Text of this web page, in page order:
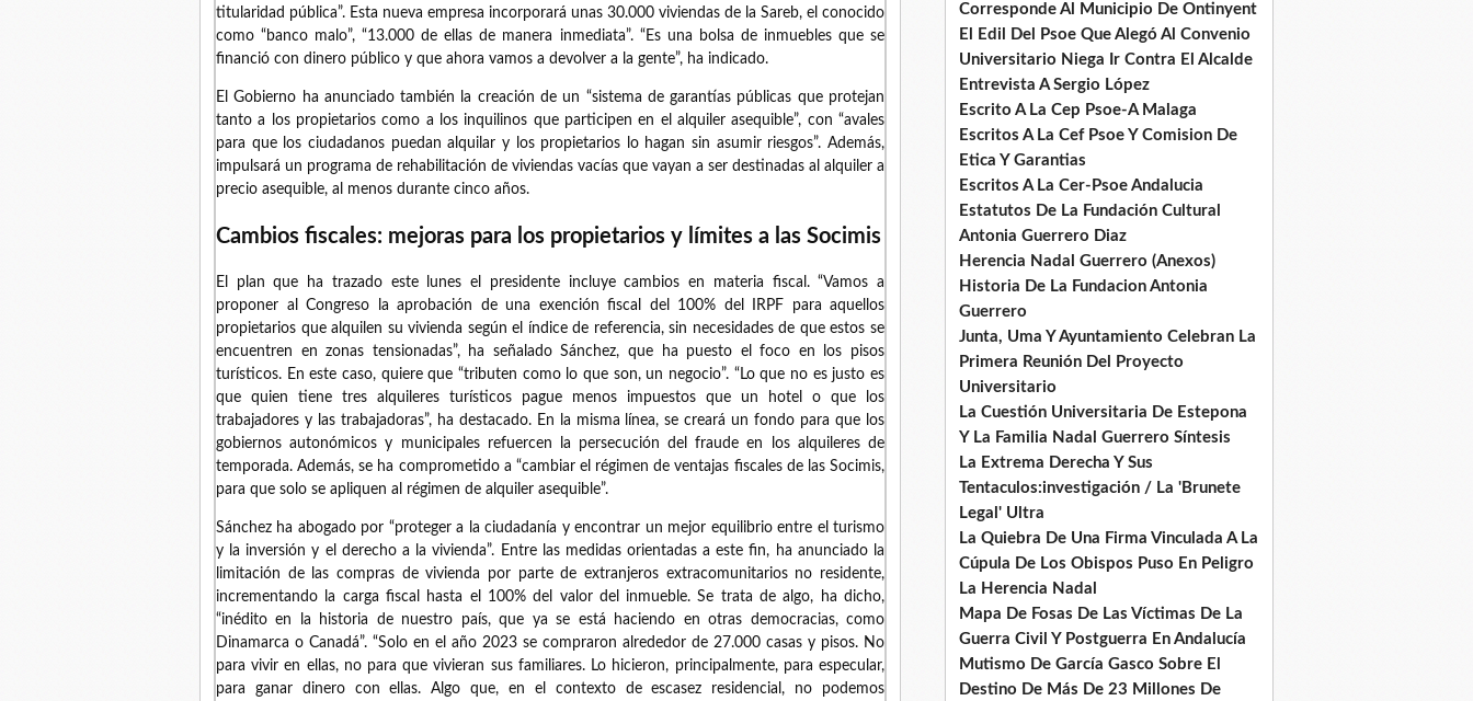
titularidad pública”. Esta nueva empresa incorporará unas 30.000 viviendas de la Sareb, el conocido
como “banco malo”, “13.000 de ellas de manera inmediata”. “Es una bolsa de inmuebles que se
financió con dinero público y que ahora vamos a devolver a la gente”, ha indicado.
El Gobierno ha anunciado también la creación de un “sistema de garantías públicas que protejan
tanto a los propietarios como a los inquilinos que participen en el alquiler asequible”, con “avales
para que los ciudadanos puedan alquilar y los propietarios lo hagan sin asumir riesgos”. Además,
impulsará un programa de rehabilitación de viviendas vacías que vayan a ser destinadas al alquiler a
precio asequible, al menos durante cinco años.
Cambios fiscales: mejoras para los propietarios y límites a las Socimis
El plan que ha trazado este lunes el presidente incluye cambios en materia fiscal. “Vamos a
proponer al Congreso la aprobación de una exención fiscal del 100% del IRPF para aquellos
propietarios que alquilen su vivienda según el índice de referencia, sin necesidades de que estos se
encuentren en zonas tensionadas”, ha señalado Sánchez, que ha puesto el foco en los pisos
turísticos. En este caso, quiere que “tributen como lo que son, un negocio”. “Lo que no es justo es
que quien tiene tres alquileres turísticos pague menos impuestos que un hotel o que los
trabajadores y las trabajadoras”, ha destacado. En la misma línea, se creará un fondo para que los
gobiernos autonómicos y municipales refuercen la persecución del fraude en los alquileres de
temporada. Además, se ha comprometido a “cambiar el régimen de ventajas fiscales de las Socimis,
para que solo se apliquen al régimen de alquiler asequible”.
Sánchez ha abogado por “proteger a la ciudadanía y encontrar un mejor equilibrio entre el turismo
y la inversión y el derecho a la vivienda”. Entre las medidas orientadas a este fin, ha anunciado la
limitación de las compras de vivienda por parte de extranjeros extracomunitarios no residente,
incrementando la carga fiscal hasta el 100% del valor del inmueble. Se trata de algo, ha dicho,
“inédito en la historia de nuestro país, que ya se está haciendo en otras democracias, como
Dinamarca o Canadá”. “Solo en el año 2023 se compraron alrededor de 27.000 casas y pisos. No
para vivir en ellas, no para que vivieran sus familiares. Lo hicieron, principalmente, para especular,
para ganar dinero con ellas. Algo que, en el contexto de escasez residencial, no podemos
Corresponde Al Municipio De Ontinyent
El Edil Del Psoe Que Alegó Al Convenio
Universitario Niega Ir Contra El Alcalde
Entrevista A Sergio López
Escrito A La Cep Psoe-A Malaga
Escritos A La Cef Psoe Y Comision De
Etica Y Garantias
Escritos A La Cer-Psoe Andalucia
Estatutos De La Fundación Cultural
Antonia Guerrero Diaz
Herencia Nadal Guerrero (Anexos)
Historia De La Fundacion Antonia
Guerrero
Junta, Uma Y Ayuntamiento Celebran La
Primera Reunión Del Proyecto
Universitario
La Cuestión Universitaria De Estepona
Y La Familia Nadal Guerrero Síntesis
La Extrema Derecha Y Sus
Tentaculos:investigación / La 'Brunete
Legal' Ultra
La Quiebra De Una Firma Vinculada A La
Cúpula De Los Obispos Puso En Peligro
La Herencia Nadal
Mapa De Fosas De Las Víctimas De La
Guerra Civil Y Postguerra En Andalucía
Mutismo De García Gasco Sobre El
Destino De Más De 23 Millones De